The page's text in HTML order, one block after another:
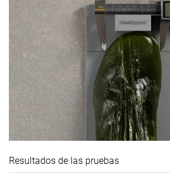
Resultados de las pruebas